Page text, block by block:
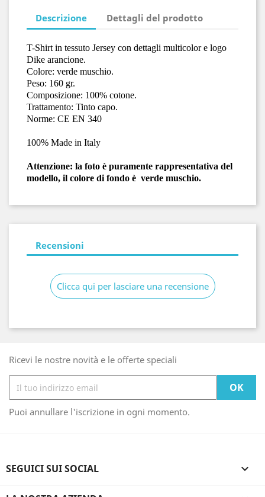
Descrizione Dettagli del prodotto
T-Shirt in tessuto Jersey con dettagli multicolor e logo
Dike arancione.
Colore: verde muschio.
Peso: 160 gr.
Composizione: 100% cotone.
Trattamento: Tinto capo.
Norme: CE EN 340
100% Made in Italy
Attenzione: la foto è puramente rappresentativa del
modello, il colore di fondo è verde muschio.
Recensioni
Clicca qui per lasciare una recensione
Ricevi le nostre novità e le offerte speciali
Puoi annullare l'iscrizione in ogni momento.
SEGUICI SUI SOCIAL 